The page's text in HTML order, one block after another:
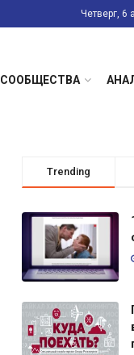
Четверг, 6
СООБЩЕСТВА
Trending